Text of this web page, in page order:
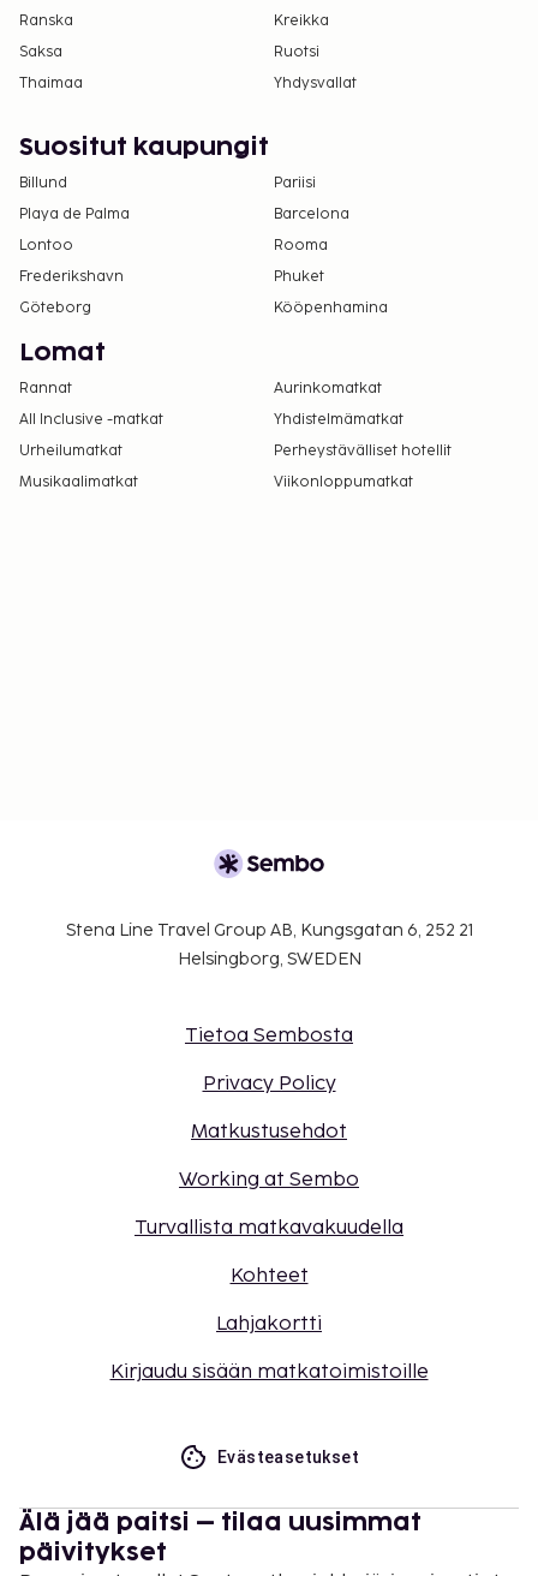
Ranska
Kreikka
Saksa
Ruotsi
Thaimaa
Yhdysvallat
Suositut kaupungit
Billund
Pariisi
Playa de Palma
Barcelona
Lontoo
Rooma
Frederikshavn
Phuket
Göteborg
Kööpenhamina
Lomat
Rannat
Aurinkomatkat
All Inclusive -matkat
Yhdistelmämatkat
Urheilumatkat
Perheystävälliset hotellit
Musikaalimatkat
Viikonloppumatkat
Stena Line Travel Group AB, Kungsgatan 6, 252 21
Helsingborg, SWEDEN
Tietoa Sembosta
Privacy Policy
Matkustusehdot
Working at Sembo
Turvallista matkavakuudella
Kohteet
Lahjakortti
Kirjaudu sisään matkatoimistoille
Evästeasetukset
Älä jää paitsi – tilaa uusimmat
päivitykset